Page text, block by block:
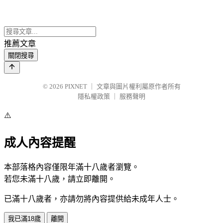
推薦文章
關閉搜尋
© 2026 PIXNET
文章與圖片權利屬原作者所有
隱私權政策
服務聲明
⚠️
成人內容提醒
本部落格內容僅限年滿十八歲者瀏覽。
若您未滿十八歲，請立即離開。
已滿十八歲者，亦請勿將內容提供給未成年人士。
我已滿18歲 離開